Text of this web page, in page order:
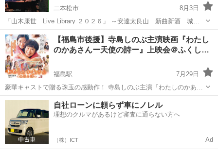
二本松市
8月3日
「山木康世 Live Library ２０２６」 ～安達太良山 新曲新酒 城下
町～ 会場＝Livespot SOLA 二本松市本町2-201 開場＝１７：００ 開
演＝１７：３０ 前売＝４５００円 当日＝５...
福島 二本松市 コンサート/ショー 山木康世
【福島市後援】寺島しのぶ主演映画『わたし
のかあさんー天使の詩ー』上映会＠ふくし…
福島駅
7月29日
豪華キャストで贈る珠玉の感動作！ 寺島しのぶ主演『わたしのかあさ
んー天使の詩―』 【あらすじ】 障がい者特別支援施設の園長である山
川高子（常盤貴子）はある日、親友から母親・清子（寺島しのぶ）の
ことを本にしないかと声...
福島 福島市 福島駅 コンサート/ショー
自社ローンに頼らず車にノレル
理想のクルマがあるけど審査に通らない方へ
（株）ICT Ad